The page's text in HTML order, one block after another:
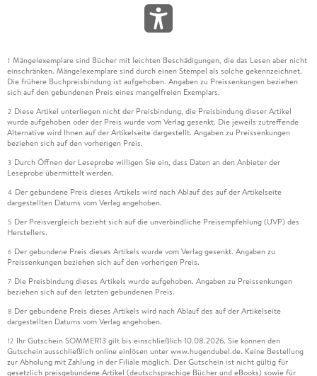
1 Mängelexemplare sind Bücher mit leichten Beschädigungen, die das Lesen aber nicht
einschränken. Mängelexemplare sind durch einen Stempel als solche gekennzeichnet.
Die frühere Buchpreisbindung ist aufgehoben. Angaben zu Preissenkungen beziehen
sich auf den gebundenen Preis eines mangelfreien Exemplars.
2 Diese Artikel unterliegen nicht der Preisbindung, die Preisbindung dieser Artikel
wurde aufgehoben oder der Preis wurde vom Verlag gesenkt. Die jeweils zutreffende
Alternative wird Ihnen auf der Artikelseite dargestellt. Angaben zu Preissenkungen
beziehen sich auf den vorherigen Preis.
3 Durch Öffnen der Leseprobe willigen Sie ein, dass Daten an den Anbieter der
Leseprobe übermittelt werden.
4 Der gebundene Preis dieses Artikels wird nach Ablauf des auf der Artikelseite
dargestellten Datums vom Verlag angehoben.
5 Der Preisvergleich bezieht sich auf die unverbindliche Preisempfehlung (UVP) des
Herstellers.
6 Der gebundene Preis dieses Artikels wurde vom Verlag gesenkt. Angaben zu
Preissenkungen beziehen sich auf den vorherigen Preis.
7 Die Preisbindung dieses Artikels wurde aufgehoben. Angaben zu Preissenkungen
beziehen sich auf den letzten gebundenen Preis.
8 Der gebundene Preis dieses Artikels wird nach Ablauf des auf der Artikelseite
dargestellten Datums vom Verlag angehoben.
12 Ihr Gutschein SOMMER13 gilt bis einschließlich 10.08.2026. Sie können den
Gutschein ausschließlich online einlösen unter www.hugendubel.de. Keine Bestellung
zur Abholung mit Zahlung in der Filiale möglich. Der Gutschein ist nicht gültig für
gesetzlich preisgebundene Artikel (deutschsprachige Bücher und eBooks) sowie für